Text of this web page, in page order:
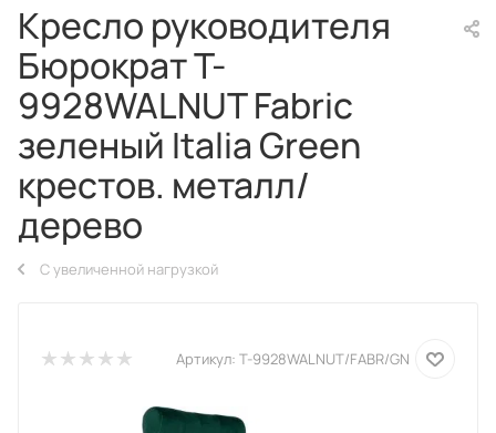
Кресло руководителя
Бюрократ T-
9928WALNUT Fabric
зеленый Italia Green
крестов. металл/
дерево
С увеличенной нагрузкой
Артикул: T-9928WALNUT/FABR/GN